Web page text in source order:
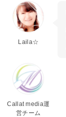
Laila☆
Callat media運
営チーム